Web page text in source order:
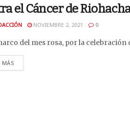
el Cáncer de
NOVIEMBRE 2, 2021 0
del mes rosa, por la
MÁS